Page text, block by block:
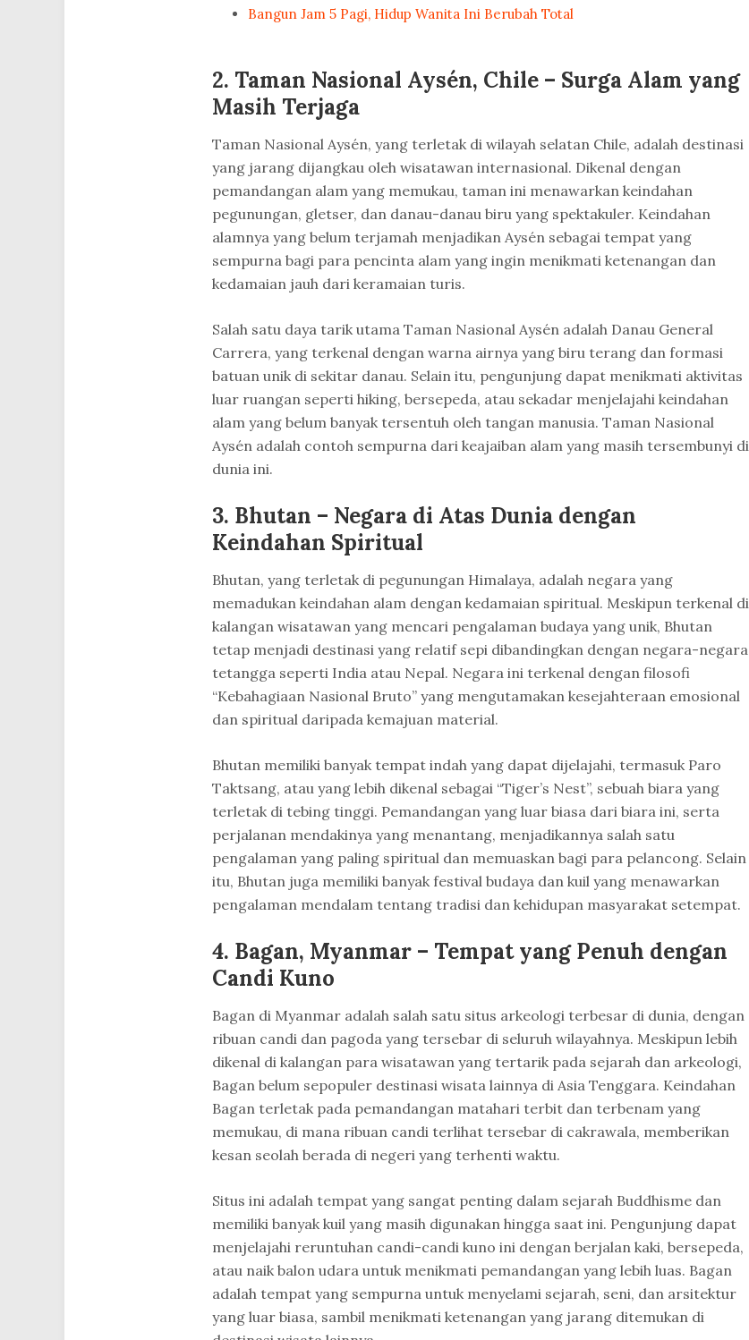
Bangun Jam 5 Pagi, Hidup Wanita Ini Berubah Total
2. Taman Nasional Aysén, Chile – Surga Alam yang
Masih Terjaga
Taman Nasional Aysén, yang terletak di wilayah selatan Chile, adalah destinasi
yang jarang dijangkau oleh wisatawan internasional. Dikenal dengan
pemandangan alam yang memukau, taman ini menawarkan keindahan
pegunungan, gletser, dan danau-danau biru yang spektakuler. Keindahan
alamnya yang belum terjamah menjadikan Aysén sebagai tempat yang
sempurna bagi para pencinta alam yang ingin menikmati ketenangan dan
kedamaian jauh dari keramaian turis.
Salah satu daya tarik utama Taman Nasional Aysén adalah Danau General
Carrera, yang terkenal dengan warna airnya yang biru terang dan formasi
batuan unik di sekitar danau. Selain itu, pengunjung dapat menikmati aktivitas
luar ruangan seperti hiking, bersepeda, atau sekadar menjelajahi keindahan
alam yang belum banyak tersentuh oleh tangan manusia. Taman Nasional
Aysén adalah contoh sempurna dari keajaiban alam yang masih tersembunyi di
dunia ini.
3. Bhutan – Negara di Atas Dunia dengan
Keindahan Spiritual
Bhutan, yang terletak di pegunungan Himalaya, adalah negara yang
memadukan keindahan alam dengan kedamaian spiritual. Meskipun terkenal di
kalangan wisatawan yang mencari pengalaman budaya yang unik, Bhutan
tetap menjadi destinasi yang relatif sepi dibandingkan dengan negara-negara
tetangga seperti India atau Nepal. Negara ini terkenal dengan filosofi
“Kebahagiaan Nasional Bruto” yang mengutamakan kesejahteraan emosional
dan spiritual daripada kemajuan material.
Bhutan memiliki banyak tempat indah yang dapat dijelajahi, termasuk Paro
Taktsang, atau yang lebih dikenal sebagai “Tiger’s Nest”, sebuah biara yang
terletak di tebing tinggi. Pemandangan yang luar biasa dari biara ini, serta
perjalanan mendakinya yang menantang, menjadikannya salah satu
pengalaman yang paling spiritual dan memuaskan bagi para pelancong. Selain
itu, Bhutan juga memiliki banyak festival budaya dan kuil yang menawarkan
pengalaman mendalam tentang tradisi dan kehidupan masyarakat setempat.
4. Bagan, Myanmar – Tempat yang Penuh dengan
Candi Kuno
Bagan di Myanmar adalah salah satu situs arkeologi terbesar di dunia, dengan
ribuan candi dan pagoda yang tersebar di seluruh wilayahnya. Meskipun lebih
dikenal di kalangan para wisatawan yang tertarik pada sejarah dan arkeologi,
Bagan belum sepopuler destinasi wisata lainnya di Asia Tenggara. Keindahan
Bagan terletak pada pemandangan matahari terbit dan terbenam yang
memukau, di mana ribuan candi terlihat tersebar di cakrawala, memberikan
kesan seolah berada di negeri yang terhenti waktu.
Situs ini adalah tempat yang sangat penting dalam sejarah Buddhisme dan
memiliki banyak kuil yang masih digunakan hingga saat ini. Pengunjung dapat
menjelajahi reruntuhan candi-candi kuno ini dengan berjalan kaki, bersepeda,
atau naik balon udara untuk menikmati pemandangan yang lebih luas. Bagan
adalah tempat yang sempurna untuk menyelami sejarah, seni, dan arsitektur
yang luar biasa, sambil menikmati ketenangan yang jarang ditemukan di